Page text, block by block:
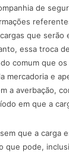
de
que serão
essa troca
comum que
mercadoria e
a averbação,
em que a
que a carga
que pode,